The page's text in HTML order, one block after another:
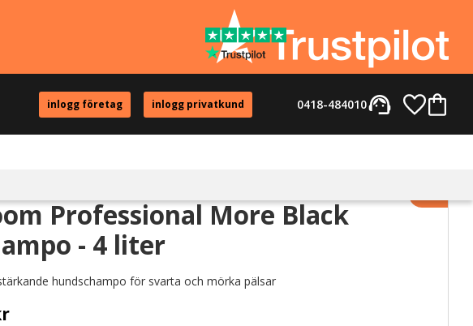
inlogg företag inlogg privatkund support_agent
0418-484010
Professional More Black
- 4 liter
hundschampo för svarta och mörka pälsar
Lägg